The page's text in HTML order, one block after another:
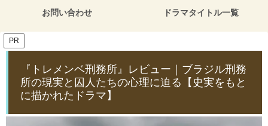
お問い合わせ ドラマタイトル一覧
PR
『トレメンベ刑務所』レビュー｜ブラジル刑務
所の現実と囚人たちの心理に迫る【史実をもと
に描かれたドラマ】